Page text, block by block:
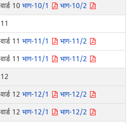
वार्ड 10 भाग-10/1
भाग-10/2
11
वार्ड 11 भाग-11/1
भाग-11/2
वार्ड 11 भाग-11/1
भाग-11/2
12
वार्ड 12 भाग-12/1
भाग-12/2
वार्ड 12 भाग-12/1
भाग-12/2